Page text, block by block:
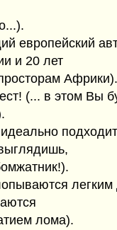
европейский
и 20 лет
Африки).
(... в этом Вы
лома).